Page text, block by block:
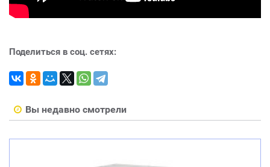
Поделиться в соц. сетях:
Вы недавно смотрели